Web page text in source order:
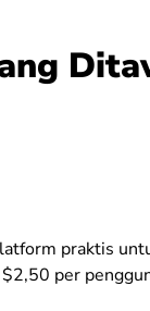
praktis
per